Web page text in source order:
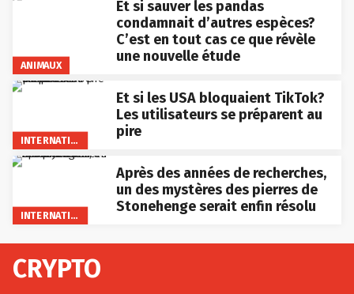
ANIMAUX
Et si sauver les pandas
condamnait d’autres espèces?
C’est en tout cas ce que révèle
une nouvelle étude
INTERNATIONAL
Et si les USA bloquaient TikTok?
Les utilisateurs se préparent au
pire
INTERNATIONAL
Après des années de recherches,
un des mystères des pierres de
Stonehenge serait enfin résolu
CRYPTO